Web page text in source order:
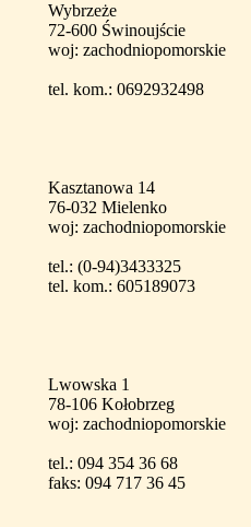
Wybrzeże
72-600 Świnoujście
woj: zachodniopomorskie
tel. kom.: 0692932498
Kasztanowa 14
76-032 Mielenko
woj: zachodniopomorskie
tel.: (0-94)3433325
tel. kom.: 605189073
Lwowska 1
78-106 Kołobrzeg
woj: zachodniopomorskie
tel.: 094 354 36 68
faks: 094 717 36 45